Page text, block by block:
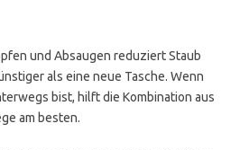
und Absaugen reduziert Staub
als eine neue Tasche. Wenn
bist, hilft die Kombination aus
am besten.